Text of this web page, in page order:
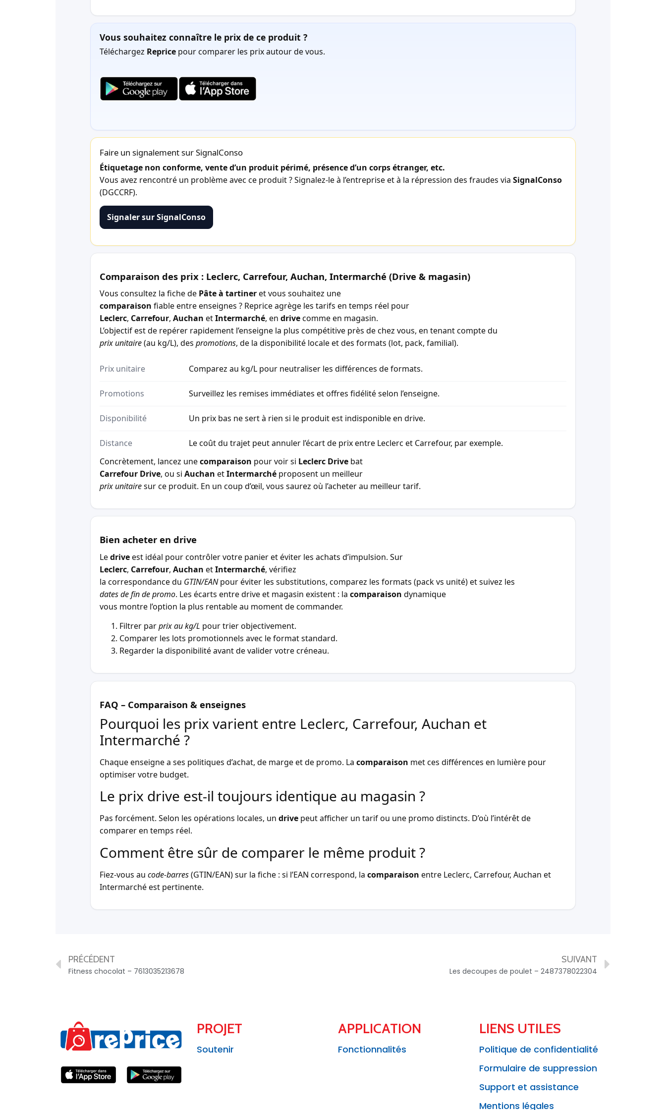
Vous souhaitez connaître le prix de ce produit ?
Téléchargez Reprice pour comparer les prix autour de vous.
Faire un signalement sur SignalConso
Étiquetage non conforme, vente d’un produit périmé, présence d’un corps étranger, etc.
Vous avez rencontré un problème avec ce produit ? Signalez-le à l’entreprise et à la répression des fraudes via SignalConso
(DGCCRF).
Signaler sur SignalConso
Comparaison des prix : Leclerc, Carrefour, Auchan, Intermarché (Drive & magasin)
Vous consultez la fiche de Pâte à tartineret vous souhaitez une
comparaison fiable entre enseignes ? Reprice agrège les tarifs en temps réel pour
Leclerc, Carrefour, Auchan etIntermarché, en drivecomme en magasin.
L’objectif est de repérer rapidement l’enseigne la plus compétitive près de chez vous, en tenant compte du
prix unitaire(au kg/L), des promotions, de la disponibilité locale et des formats (lot, pack, familial).
Prix unitaire Comparez au kg/L pour neutraliser les différences de formats.
Promotions Surveillez les remises immédiates et offres fidélité selon l’enseigne.
Disponibilité Un prix bas ne sert à rien si le produit est indisponible en drive.
Distance
Le coût du trajet peut annuler l’écart de prix entre Leclerc et Carrefour, par exemple.
Concrètement, lancez unecomparaison pour voir si Leclerc Drive bat
Carrefour Drive, ou si Auchan etIntermarché proposent un meilleur
prix unitairesur ce produit. En un coup d’œil, vous saurez où l’acheter au meilleur tarif.
Bien acheter en drive
Ledriveest idéal pour contrôler votre panier et éviter les achats d’impulsion. Sur
Leclerc, Carrefour, Auchan etIntermarché, vérifiez
la correspondance du GTIN/EANpour éviter les substitutions, comparez les formats (pack vs unité) et suivez les
dates de fin de promo. Les écarts entre drive et magasin existent : la comparaison dynamique
vous montre l’option la plus rentable au moment de commander.
Filtrer parprix au kg/L pour trier objectivement.
Comparer les lots promotionnels avec le format standard.
Regarder la disponibilité avant de valider votre créneau.
FAQ – Comparaison & enseignes
Pourquoi les prix varient entre Leclerc, Carrefour, Auchan et
Intermarché ?
Chaque enseigne a ses politiques d’achat, de marge et de promo. La comparaison met ces différences en lumière pour
optimiser votre budget.
Le prix drive est-il toujours identique au magasin ?
Pas forcément. Selon les opérations locales, un drive peut afficher un tarif ou une promo distincts. D’où l’intérêt de
comparer en temps réel.
Comment être sûr de comparer le même produit ?
Fiez-vous au code-barres(GTIN/EAN) sur la fiche : si l’EAN correspond, la comparaison entre Leclerc, Carrefour, Auchan et
Intermarché est pertinente.
PRÉCÉDENT
Fitness chocolat – 7613035213678
SUIVANT
Les decoupes de poulet – 2487378022304
PROJET
Soutenir
APPLICATION
Fonctionnalités
LIENS UTILES
Politique de confidentialité
Formulaire de suppression
Support et assistance
Mentions légales